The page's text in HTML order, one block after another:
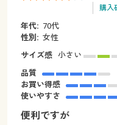
購入
年代: 70代
性別: 女性
サイズ感 小さい
品質
お買い得感
使いやすさ
便利ですが